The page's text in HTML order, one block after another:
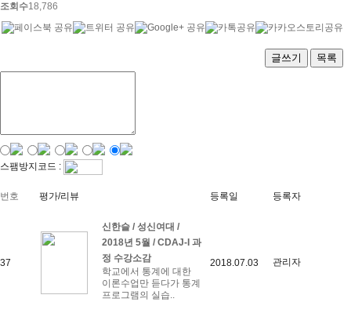
조회수18,786
글쓰기 목록
스팸방지코드 :
번호 평가/리뷰 등록일 등록자
37
신한슬 / 성신여대 /
2018년 5월 / CDAJ-I 과
정 수강소감
학교에서 통계에 대한
이론수업만 듣다가 통계
프로그램의 실습..
2018.07.03 관리자